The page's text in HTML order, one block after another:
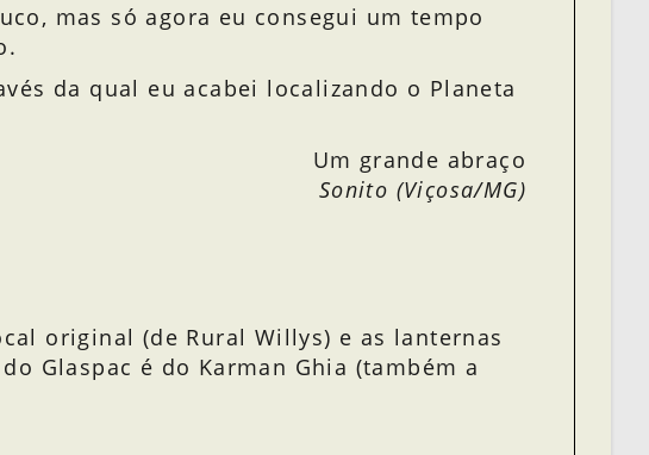
mas só agora eu consegui um tempo
da qual eu acabei localizando o Planeta
Um grande abraço
Sonito (Viçosa/MG)
original (de Rural Willys) e as lanternas
Glaspac é do Karman Ghia (também a